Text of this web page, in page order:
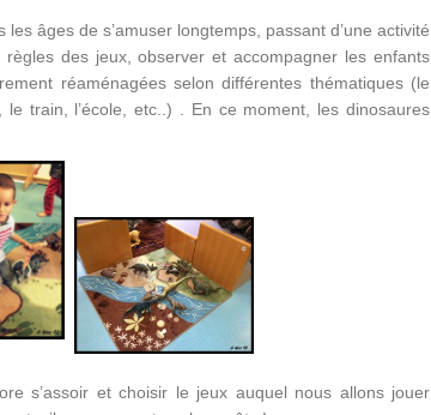
âges de s’amuser longtemps, passant d’une activité
des jeux, observer et accompagner les enfants
réaménagées selon différentes thématiques (le
train, l’école, etc..) . En ce moment, les dinosaures
s’assoir et choisir le jeux auquel nous allons jouer